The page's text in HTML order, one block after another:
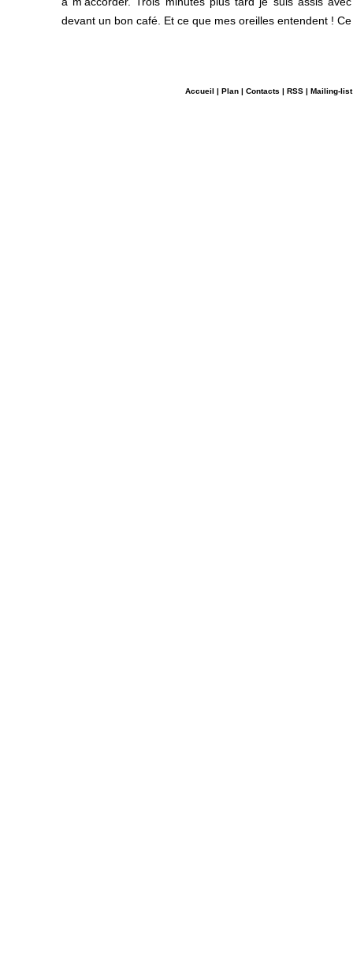
devant un bon café. Et ce que mes oreilles entendent !
Accueil | Plan | Contacts | RSS | Mailing-list